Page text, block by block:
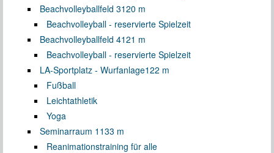
Beachvolleyballfeld 3120 m
Beachvolleyball - reservierte Spielzeit
Beachvolleyballfeld 4121 m
Beachvolleyball - reservierte Spielzeit
LA-Sportplatz - Wurfanlage122 m
Fußball
Leichtathletik
Yoga
Seminarraum 1 133 m
Reanimationstraining für alle